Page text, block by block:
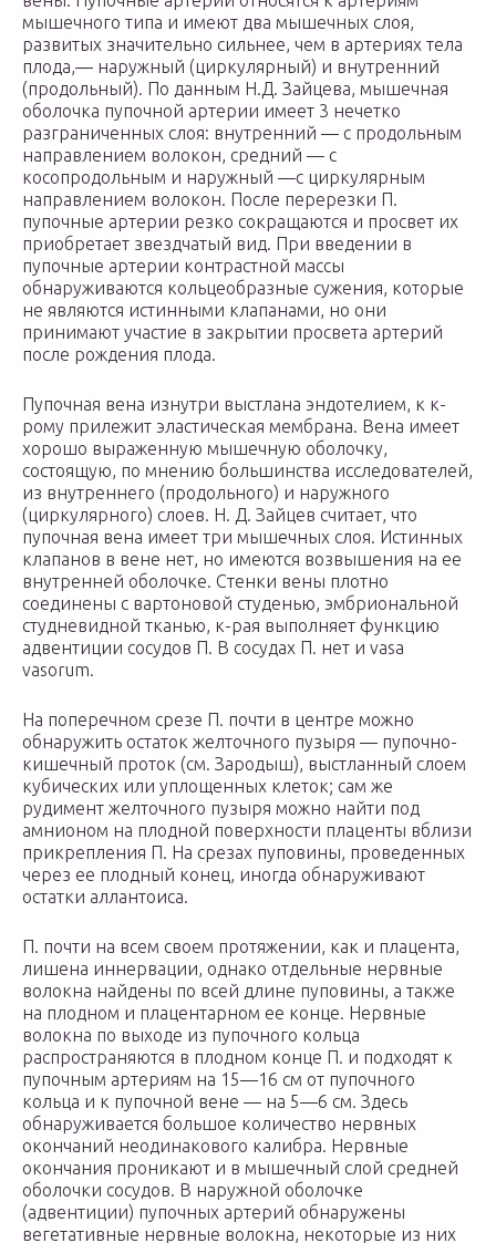
мышечного типа и имеют два мышечных слоя,
развитых значительно сильнее, чем в артериях тела
плода,— наружный (циркулярный) и внутренний
(продольный). По данным Н.Д. Зайцева, мышечная
оболочка пупочной артерии имеет 3 нечетко
разграниченных слоя: внутренний — с продольным
направлением волокон, средний — с
косопродольным и наружный —с циркулярным
направлением волокон. После перерезки П.
пупочные артерии резко сокращаются и просвет их
приобретает звездчатый вид. При введении в
пупочные артерии контрастной массы
обнаруживаются кольцеобразные сужения, которые
не являются истинными клапанами, но они
принимают участие в закрытии просвета артерий
после рождения плода.
Пупочная вена изнутри выстлана эндотелием, к к-
рому прилежит эластическая мембрана. Вена имеет
хорошо выраженную мышечную оболочку,
состоящую, по мнению большинства исследователей,
из внутреннего (продольного) и наружного
(циркулярного) слоев. Н. Д. Зайцев считает, что
пупочная вена имеет три мышечных слоя. Истинных
клапанов в вене нет, но имеются возвышения на ее
внутренней оболочке. Стенки вены плотно
соединены с вартоновой студенью, эмбриональной
студневидной тканью, к-рая выполняет функцию
адвентиции сосудов П. В сосудах П. нет и vasa
vasorum.
На поперечном срезе П. почти в центре можно
обнаружить остаток желточного пузыря — пупочно-
кишечный проток (см. Зародыш), выстланный слоем
кубических или уплощенных клеток; сам же
рудимент желточного пузыря можно найти под
амнионом на плодной поверхности плаценты вблизи
прикрепления П. На срезах пуповины, проведенных
через ее плодный конец, иногда обнаруживают
остатки аллантоиса.
П. почти на всем своем протяжении, как и плацента,
лишена иннервации, однако отдельные нервные
волокна найдены по всей длине пуповины, а также
на плодном и плацентарном ее конце. Нервные
волокна по выходе из пупочного кольца
распространяются в плодном конце П. и подходят к
пупочным артериям на 15—16 см от пупочного
кольца и к пупочной вене — на 5—6 см. Здесь
обнаруживается большое количество нервных
окончаний неодинакового калибра. Нервные
окончания проникают и в мышечный слой средней
оболочки сосудов. В наружной оболочке
(адвентиции) пупочных артерий обнаружены
вегетативные нервные волокна, некоторые из них